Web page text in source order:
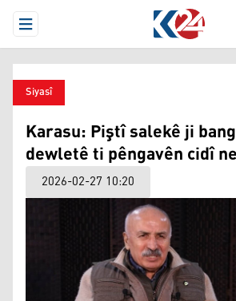
Open Menu
Siyasî
Karasu: Piştî salekê ji
dewletê ti pêngavên cidî
2026-02-27 10:20